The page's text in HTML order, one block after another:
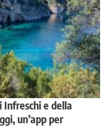
e della
un’app per